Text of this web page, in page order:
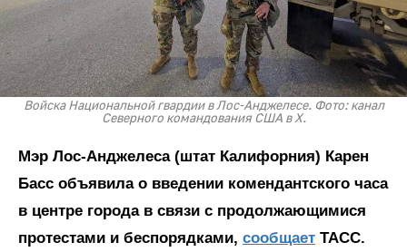
Войска Национальной гвардии в Лос-Анджелесе. Фото: канал
Северного командования США в X.
Мэр Лос-Анджелеса (штат Калифорния) Карен
Басс объявила о введении комендантского часа
в центре города в связи с продолжающимися
протестами и беспорядками, сообщает ТАСС.